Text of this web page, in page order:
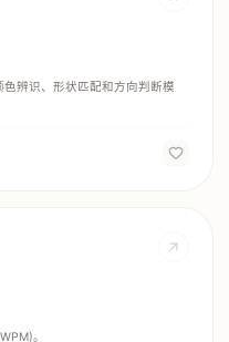
辨识、形状匹配和方向判断模
。